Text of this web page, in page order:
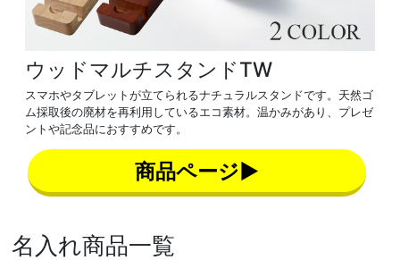
ウッドマルチスタンドTW
スマホやタブレットが立てられるナチュラルスタンドです。天然ゴ
ム採取後の廃材を再利用しているエコ素材。温かみがあり、プレゼ
ントや記念品におすすめです。
商品ページ▶
名入れ商品一覧